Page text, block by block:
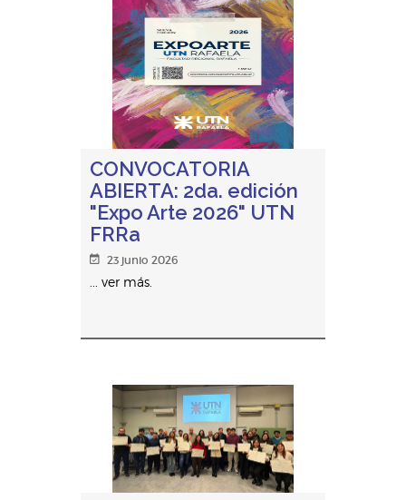
CONVOCATORIA
ABIERTA: 2da. edición
"Expo Arte 2026" UTN
FRRa
23 junio 2026
... ver más.